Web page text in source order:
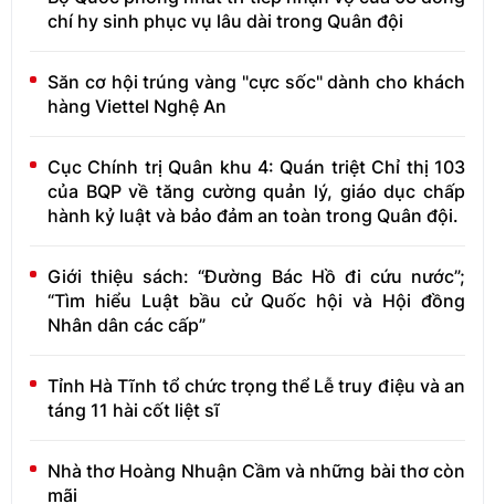
chí hy sinh phục vụ lâu dài trong Quân đội
Săn cơ hội trúng vàng "cực sốc" dành cho khách
hàng Viettel Nghệ An
Cục Chính trị Quân khu 4: Quán triệt Chỉ thị 103
của BQP về tăng cường quản lý, giáo dục chấp
hành kỷ luật và bảo đảm an toàn trong Quân đội.
Giới thiệu sách: “Đường Bác Hồ đi cứu nước”;
“Tìm hiểu Luật bầu cử Quốc hội và Hội đồng
Nhân dân các cấp”
Tỉnh Hà Tĩnh tổ chức trọng thể Lễ truy điệu và an
táng 11 hài cốt liệt sĩ
Nhà thơ Hoàng Nhuận Cầm và những bài thơ còn
mãi